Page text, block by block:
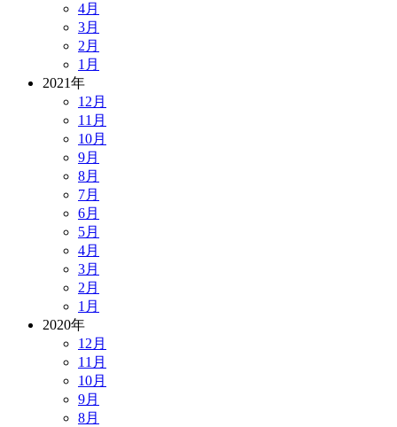
4月
3月
2月
1月
2021年
12月
11月
10月
9月
8月
7月
6月
5月
4月
3月
2月
1月
2020年
12月
11月
10月
9月
8月